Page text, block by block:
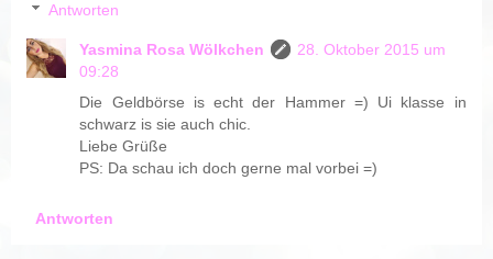
Antworten
Yasmina Rosa Wölkchen
28. Oktober 2015 um
09:28
Die Geldbörse is echt der Hammer =) Ui klasse in
schwarz is sie auch chic.
Liebe Grüße
PS: Da schau ich doch gerne mal vorbei =)
Antworten